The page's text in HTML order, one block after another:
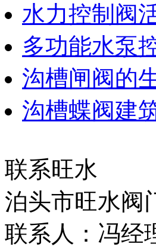
水力控制阀
多功能水泵
沟槽闸阀的
沟槽蝶阀建
联系旺水
泊头市旺水阀
联系人：冯经